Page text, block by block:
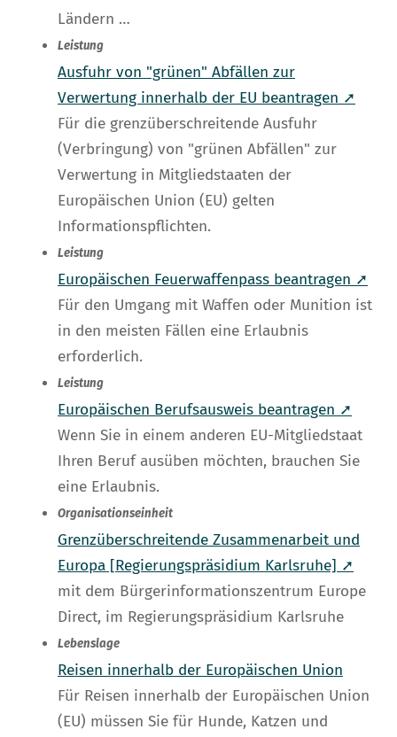
Ländern …
Leistung
Ausfuhr von "grünen" Abfällen zur
Verwertung innerhalb der EU beantragen ➚
Für die grenzüberschreitende Ausfuhr
(Verbringung) von "grünen Abfällen" zur
Verwertung in Mitgliedstaaten der
Europäischen Union (EU) gelten
Informationspflichten.
Leistung
Europäischen Feuerwaffenpass beantragen ➚
Für den Umgang mit Waffen oder Munition ist
in den meisten Fällen eine Erlaubnis
erforderlich.
Leistung
Europäischen Berufsausweis beantragen ➚
Wenn Sie in einem anderen EU-Mitgliedstaat
Ihren Beruf ausüben möchten, brauchen Sie
eine Erlaubnis.
Organisationseinheit
Grenzüberschreitende Zusammenarbeit und
Europa [Regierungspräsidium Karlsruhe] ➚
mit dem Bürgerinformationszentrum Europe
Direct, im Regierungspräsidium Karlsruhe
Lebenslage
Reisen innerhalb der Europäischen Union
Für Reisen innerhalb der Europäischen Union
(EU) müssen Sie für Hunde, Katzen und